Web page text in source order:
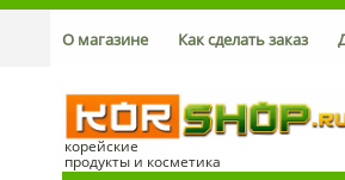
О магазине Как сделать заказ
корейские
продукты и косметика